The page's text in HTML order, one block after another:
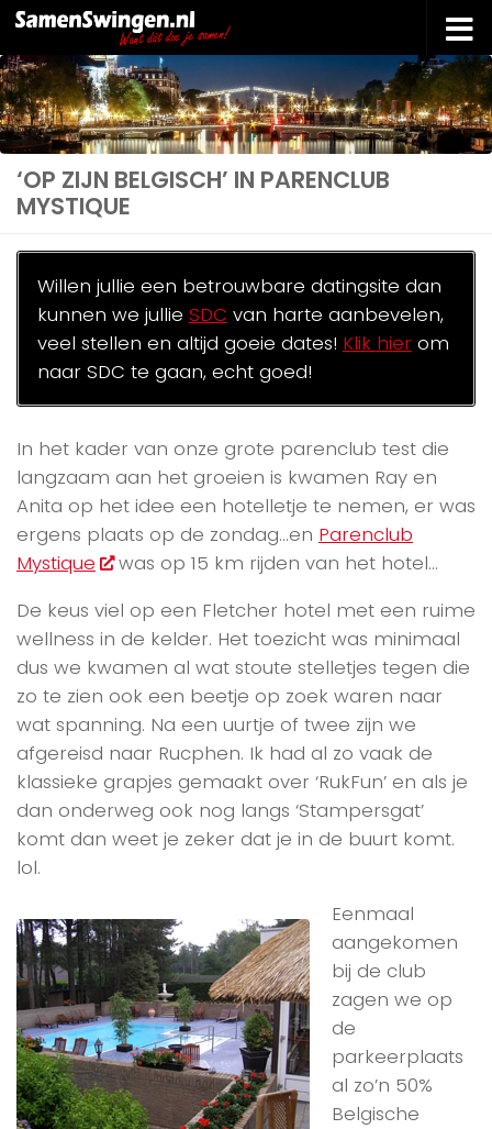
Doorgaan naar inhoud
‘OP ZIJN BELGISCH’ IN PARENCLUB
MYSTIQUE
Willen jullie een betrouwbare datingsite dan
kunnen we jullie SDC van harte aanbevelen,
veel stellen en altijd goeie dates! Klik hierom
naar SDC te gaan, echt goed!
In het kader van onze grote parenclub test die
langzaam aan het groeien is kwamen Ray en
Anita op het idee een hotelletje te nemen, er was
ergens plaats op de zondag…en Parenclub
Mystique
was op 15 km rijden van het hotel…
De keus viel op een Fletcher hotel met een ruime
wellness in de kelder. Het toezicht was minimaal
dus we kwamen al wat stoute stelletjes tegen die
zo te zien ook een beetje op zoek waren naar
wat spanning. Na een uurtje of twee zijn we
afgereisd naar Rucphen. Ik had al zo vaak de
klassieke grapjes gemaakt over ‘RukFun’ en als je
dan onderweg ook nog langs ‘Stampersgat’
komt dan weet je zeker dat je in de buurt komt.
lol.
Eenmaal
aangekomen
bij de club
zagen we op
de
parkeerplaats
al zo’n 50%
Belgische